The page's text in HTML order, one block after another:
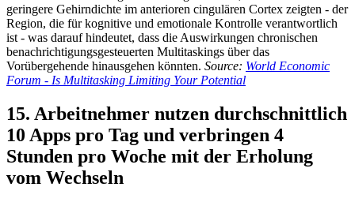
geringere Gehirndichte im anterioren cingulären Cortex zeigten - der
Region, die für kognitive und emotionale Kontrolle verantwortlich
ist - was darauf hindeutet, dass die Auswirkungen chronischen
benachrichtigungsgesteuerten Multitaskings über das
Vorübergehende hinausgehen könnten. Source: World Economic
Forum - Is Multitasking Limiting Your Potential
15. Arbeitnehmer nutzen durchschnittlich
10 Apps pro Tag und verbringen 4
Stunden pro Woche mit der Erholung
vom Wechseln